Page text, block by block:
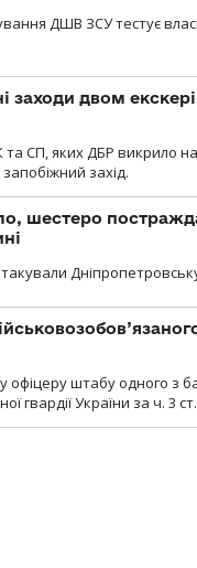
ДШВ ЗСУ тестує
заходи двом
СП, яких ДБР викрило
захід.
шестеро
офіцеру штабу одного з
гвардії України за ч. 3